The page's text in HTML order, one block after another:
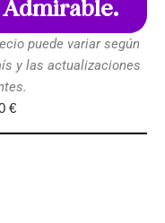
Admirable.
puede variar según
y las actualizaciones
€